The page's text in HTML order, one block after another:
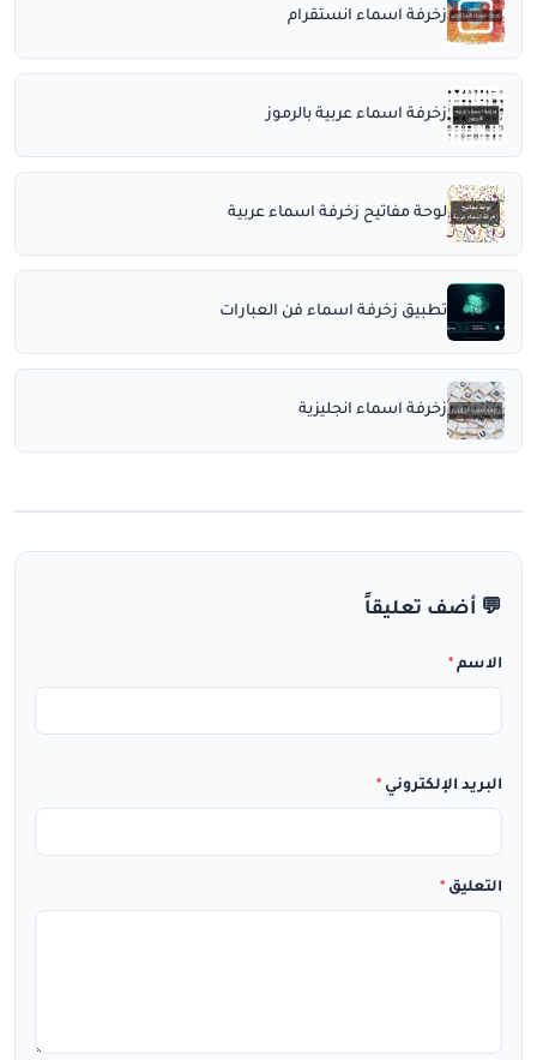
زخرفة اسماء انستقرام
زخرفة اسماء عربية بالرموز
لوحة مفاتيح زخرفة اسماء عربية
تطبيق زخرفة اسماء فن العبارات
زخرفة اسماء انجليزية
💬 أضف تعليقاً
الاسم *
البريد الإلكتروني *
التعليق *